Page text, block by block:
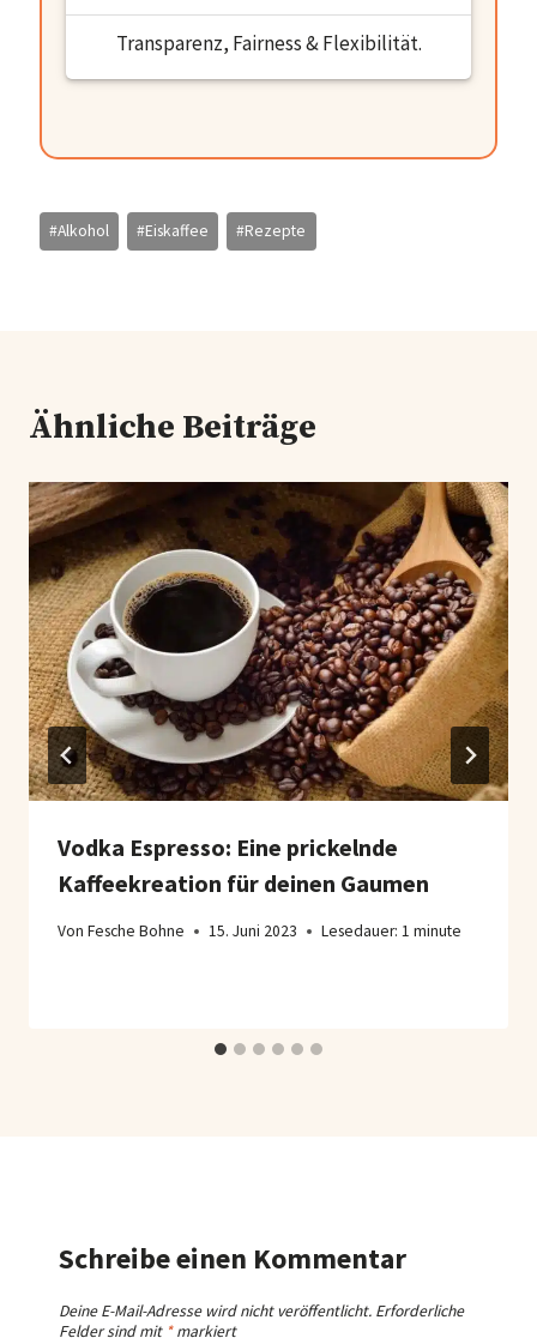
Transparenz, Fairness & Flexibilität.
Schlagworte:
#Alkohol #Eiskaffee #Rezepte
Ähnliche Beiträge
Vodka Espresso: Eine prickelnde
Kaffeekreation für deinen Gaumen
Von Fesche Bohne 15. Juni 2023 Lesedauer: 1minute
Schreibe einen Kommentar
Deine E-Mail-Adresse wird nicht veröffentlicht. Erforderliche
Felder sind mit *markiert